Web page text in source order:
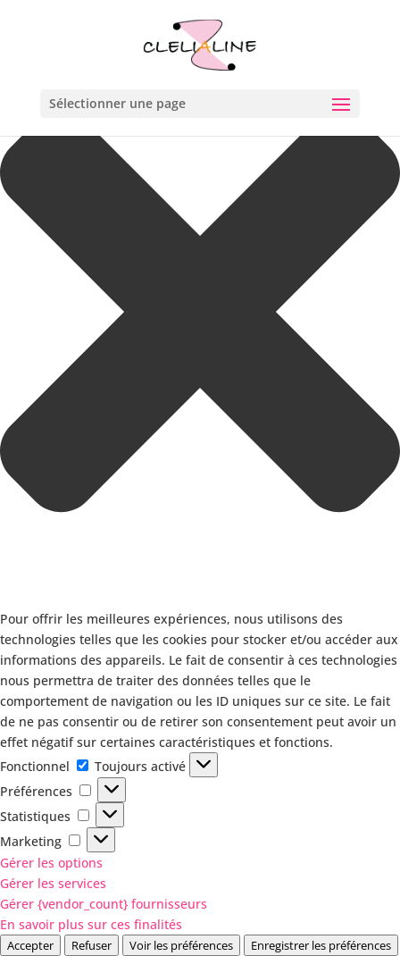
Pour offrir les meilleures expériences, nous utilisons des
technologies telles que les cookies pour stocker et/ou accéder aux
informations des appareils. Le fait de consentir à ces technologies
nous permettra de traiter des données telles que le
comportement de navigation ou les ID uniques sur ce site. Le fait
de ne pas consentir ou de retirer son consentement peut avoir un
effet négatif sur certaines caractéristiques et fonctions.
Fonctionnel
Fonctionnel
Toujours activé
Préférences
Préférences
Statistiques
Statistiques
Marketing
Marketing
Gérer les options
Gérer les services
Gérer {vendor_count} fournisseurs
En savoir plus sur ces finalités
Accepter Refuser Voir les préférences Enregistrer les préférences
Sélectionner une page